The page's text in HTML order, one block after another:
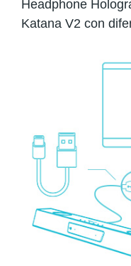
Headphone
Katana V2 con